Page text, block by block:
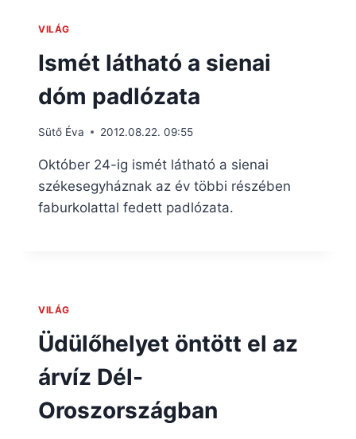
VILÁG
Ismét látható a sienai
dóm padlózata
Sütő Éva 2012.08.22. 09:55
Október 24-ig ismét látható a sienai
székesegyháznak az év többi részében
faburkolattal fedett padlózata.
VILÁG
Üdülőhelyet öntött el az
árvíz Dél-
Oroszországban